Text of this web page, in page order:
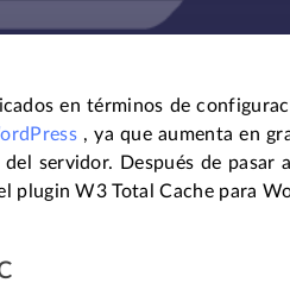
en términos de
, ya que aumenta en
servidor. Después de
plugin W3 Total Cache para